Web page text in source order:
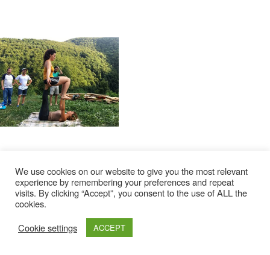
We use cookies on our website to give you the most relevant
experience by remembering your preferences and repeat
visits. By clicking “Accept”, you consent to the use of ALL the
cookies.
Cookie settings
ACCEPT